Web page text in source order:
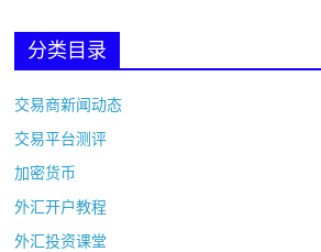
分类目录
交易商新闻动态
交易平台测评
加密货币
外汇开户教程
外汇投资课堂